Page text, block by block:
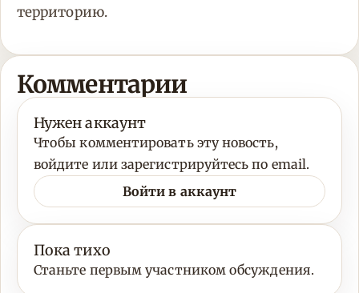
территорию.
Комментарии
Нужен аккаунт
Чтобы комментировать эту новость,
войдите или зарегистрируйтесь по email.
Войти в аккаунт
Пока тихо
Станьте первым участником обсуждения.